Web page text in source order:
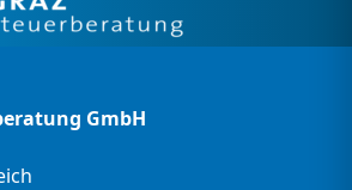
GmbH